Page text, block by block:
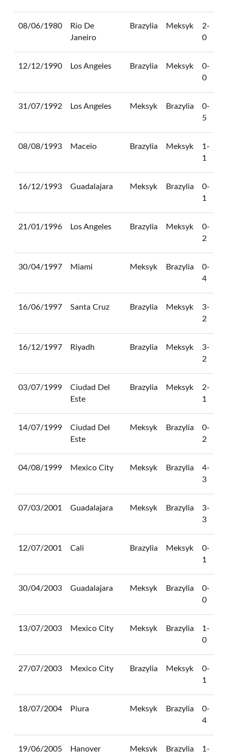
08/06/1980
Rio De
Janeiro
Brazylia Meksyk
2-
0
12/12/1990 Los Angeles Brazylia Meksyk
0-
0
31/07/1992 Los Angeles Meksyk Brazylia
0-
5
08/08/1993 Maceio Brazylia Meksyk
1-
1
16/12/1993 Guadalajara Meksyk Brazylia
0-
1
21/01/1996 Los Angeles Brazylia Meksyk
0-
2
30/04/1997 Miami Meksyk Brazylia
0-
4
16/06/1997 Santa Cruz Brazylia Meksyk
3-
2
16/12/1997 Riyadh Brazylia Meksyk
3-
2
03/07/1999
Ciudad Del
Este
Brazylia Meksyk
2-
1
14/07/1999
Ciudad Del
Este
Meksyk Brazylia
0-
2
04/08/1999 Mexico City Meksyk Brazylia
4-
3
07/03/2001 Guadalajara Meksyk Brazylia
3-
3
12/07/2001 Cali Brazylia Meksyk
0-
1
30/04/2003 Guadalajara Meksyk Brazylia
0-
0
13/07/2003 Mexico City Meksyk Brazylia
1-
0
27/07/2003 Mexico City Brazylia Meksyk
0-
1
18/07/2004 Piura Meksyk Brazylia
0-
4
19/06/2005 Hanover Meksyk Brazylia
1-